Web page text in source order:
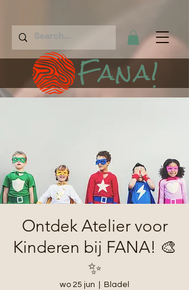
Fana!
Ontdek Atelier voor
Kinderen bij FANA! 🎨
✨
wo 25 jun Bladel